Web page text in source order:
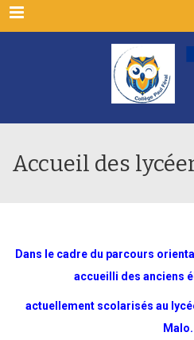
Rubriques
Accueil des
Dans le cadre du parcours
accueilli des anciens
actuellement scolarisés au
Malo.